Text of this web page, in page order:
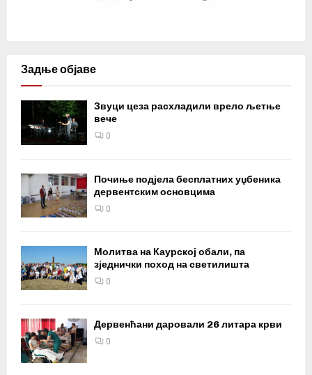
Задње објаве
Звуци цеза расхладили врело љетње
вече
0
Почиње подјела бесплатних уџбеника
дервентским основцима
0
Молитва на Каурској обали, па
зједнички поход на светилишта
0
Дервенћани даровали 26 литара крви
0